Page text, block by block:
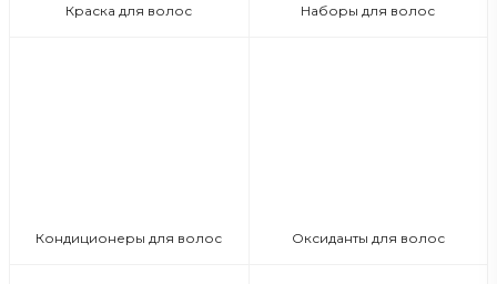
Краска для волос Наборы для волос
Кондиционеры для волос Оксиданты для волос